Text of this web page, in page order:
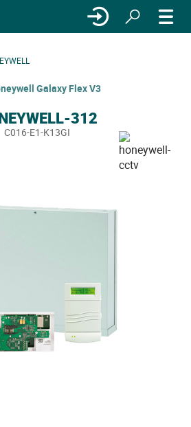
Galaxy Flex V3
312
C016-E1-K13GI